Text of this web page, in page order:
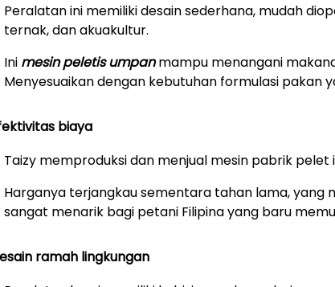
Peralatan ini memiliki desain sederhana, mudah
ternak, dan akuakultur.
Ini mesin peletis umpanmampu menangani
Menyesuaikan dengan kebutuhan formulasi pakan
biaya
Taizy memproduksi dan menjual mesin pabrik
Harganya terjangkau sementara tahan lama, yang
sangat menarik bagi petani Filipina yang baru
ramah lingkungan